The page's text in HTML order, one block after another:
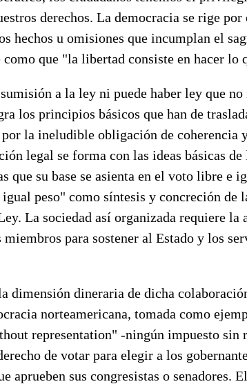
derechos. La democracia se rige
hechos u omisiones que incumplan el
que "la libertad consiste en hacer lo
a la ley ni puede haber ley que
los principios básicos que han de
la ineludible obligación de coherencia
legal se forma con las ideas básicas
que su base se asienta en el voto libre e
peso" como síntesis y concreción de
La sociedad así organizada requiere la
miembros para sostener al Estado y los
dimensión dineraria de dicha
norteamericana, tomada como
representation" -ningún impuesto sin
de votar para elegir a los
aprueben sus congresistas o senadores.